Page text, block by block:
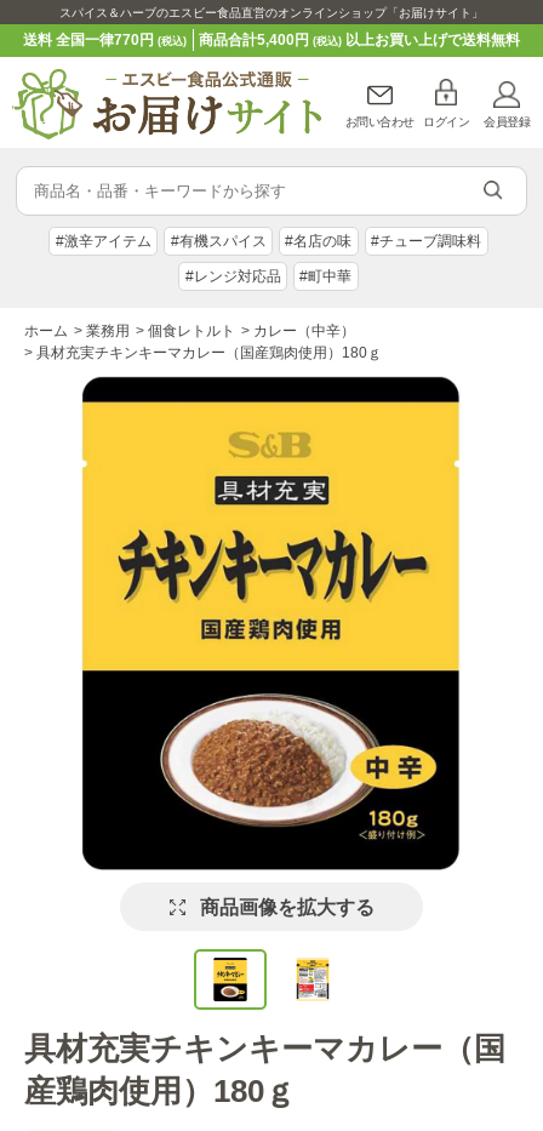
スパイス＆ハーブのエスビー食品直営のオンラインショップ「お届けサイト」
送料 全国一律770円(税込) 商品合計5,400円 (税込)以上お買い上げで送料無料
お問い合わせ ログイン 会員登録
#激辛アイテム #有機スパイス #名店の味 #チューブ調味料
#レンジ対応品 #町中華
ホーム > 業務用 > 個食レトルト > カレー（中辛）
> 具材充実チキンキーマカレー（国産鶏肉使用）180ｇ
商品画像を拡大する
具材充実チキンキーマカレー（国
産鶏肉使用）180ｇ